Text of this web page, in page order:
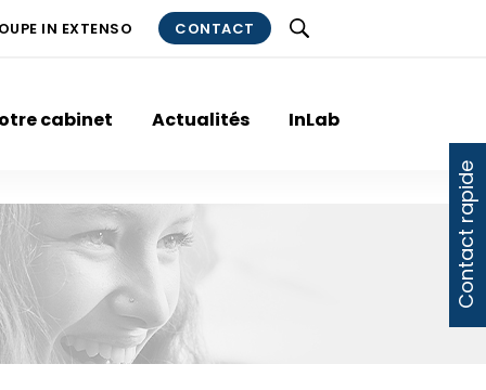
IN EXTENSO CONTACT
cabinet Actualités InLab
Contact rapide